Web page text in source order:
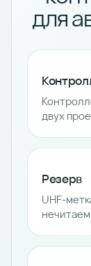
для
двух
Резерв
UHF-